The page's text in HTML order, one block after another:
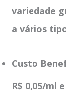
variedade
a vários
Custo
R$ 0,05/ml